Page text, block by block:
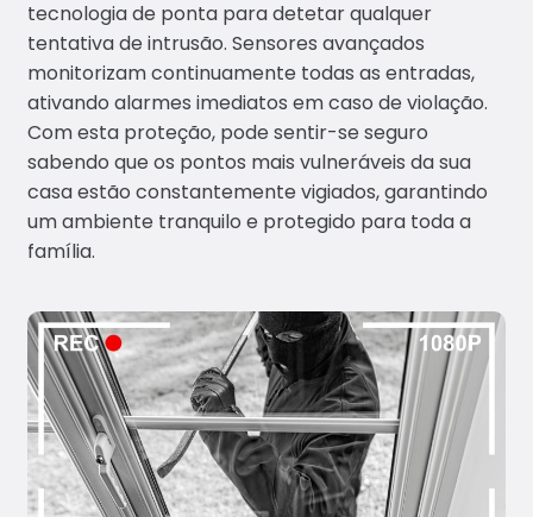
tecnologia de ponta para detetar qualquer
tentativa de intrusão. Sensores avançados
monitorizam continuamente todas as entradas,
ativando alarmes imediatos em caso de violação.
Com esta proteção, pode sentir-se seguro
sabendo que os pontos mais vulneráveis da sua
casa estão constantemente vigiados, garantindo
um ambiente tranquilo e protegido para toda a
família.